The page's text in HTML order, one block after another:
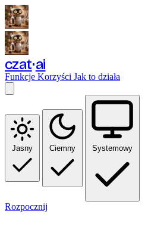
czat ai
Funkcje Korzyści Jak to działa
Jasny Ciemny Systemowy
Rozpocznij